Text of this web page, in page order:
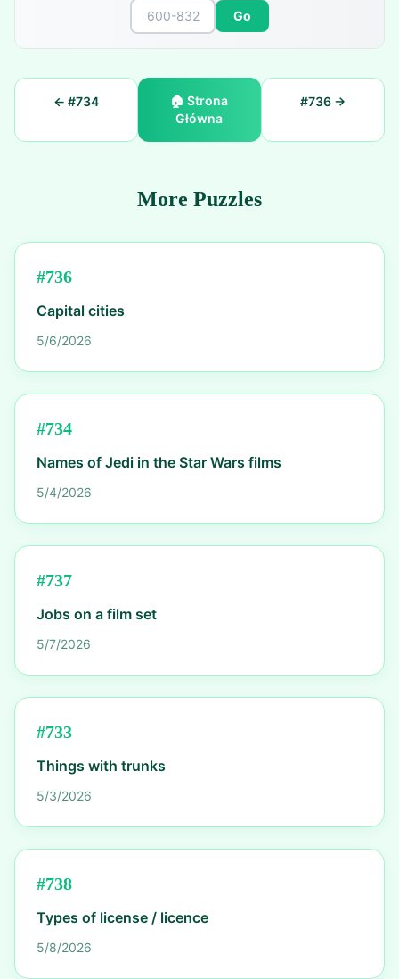
Go
← #734 🏠Strona
Główna
#736→
More Puzzles
#736
Capital cities
5/6/2026
#734
Names of Jedi in the Star Wars films
5/4/2026
#737
Jobs on a film set
5/7/2026
#733
Things with trunks
5/3/2026
#738
Types of license / licence
5/8/2026